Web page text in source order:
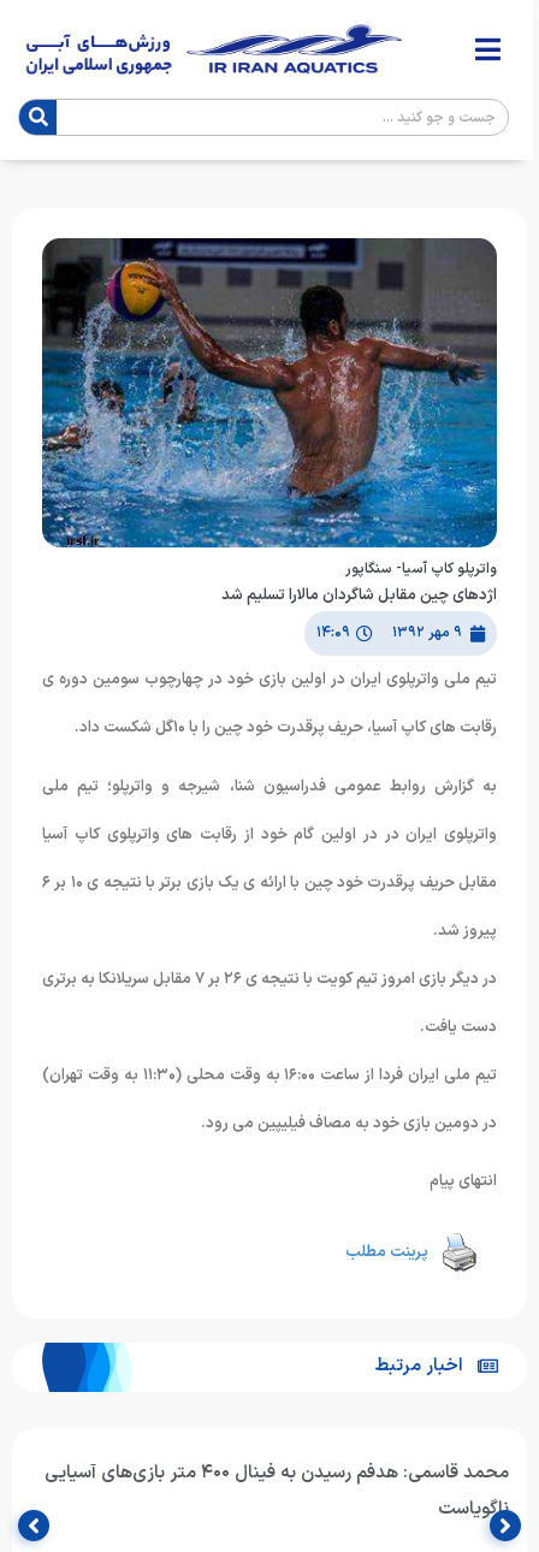
واترپلو کاپ آسیا- سنگاپور
اژدهای چین مقابل شاگردان مالارا تسلیم شد
۹ مهر ۱۳۹۲ ۱۴:۰۹
تیم ملی واترپلوی ایران در اولین بازی خود در چهارچوب سومین دوره ی
رقابت های کاپ آسیا، حریف پرقدرت خود چین را با ١۰گل شکست داد.
به گزارش روابط عمومی فدراسیون شنا، شیرجه و واترپلو؛ تیم ملی
واترپلوی ایران در در اولین گام خود از رقابت های واترپلوی کاپ آسیا
مقابل حریف پرقدرت خود چین با ارائه ی یک بازی برتر با نتیجه ی ١۰ بر ۶
پیروز شد.
در دیگر بازی امروز تیم کویت با نتیجه ی ٢۶ بر ٧ مقابل سریلانکا به برتری
دست یافت.
تیم ملی ایران فردا از ساعت ١۶:۰۰ به وقت محلی (١١:٣۰ به وقت تهران)
در دومین بازی خود به مصاف فیلیپین می رود.
انتهای پیام
پرینت مطلب
اخبار مرتبط
محمد قاسمی: هدفم رسیدن به فینال ۴۰۰ متر بازی‌های آسیایی
ناگویاست